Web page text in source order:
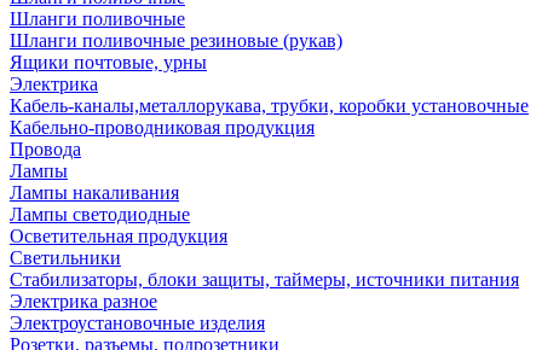
Шланги поливочные
Шланги поливочные резиновые (рукав)
Ящики почтовые, урны
Электрика
Кабель-каналы,металлорукава, трубки, коробки установочные
Кабельно-проводниковая продукция
Провода
Лампы
Лампы накаливания
Лампы светодиодные
Осветительная продукция
Светильники
Стабилизаторы, блоки защиты, таймеры, источники питания
Электрика разное
Электроустановочные изделия
Розетки, разъемы, подрозетники